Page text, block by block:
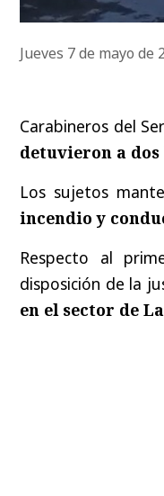
Jueves 7 de mayo de
Carabineros del
detuvieron a
Los sujetos
incendio y
Respecto al
disposición de la
en el sector de